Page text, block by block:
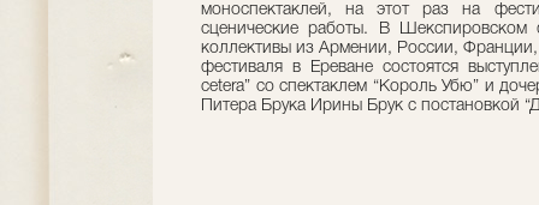
моноспектаклей, на этот раз на
сценические работы. В Шекспировском
коллективы из Армении, России,
фестиваля в Ереване состоятся
cetera” со спектаклем “Король Убю” и
Питера Брука Ирины Брук с постановкой